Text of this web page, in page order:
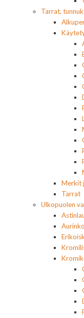
Tarrat,
Merkit
Tarrat
Ulkopuolen